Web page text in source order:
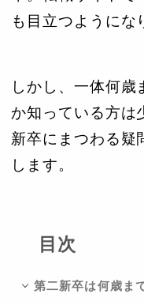
も目立つようにな
しかし、一体何歳
か知っている方は
新卒にまつわる疑
します。
目次
第二新卒は何歳ま